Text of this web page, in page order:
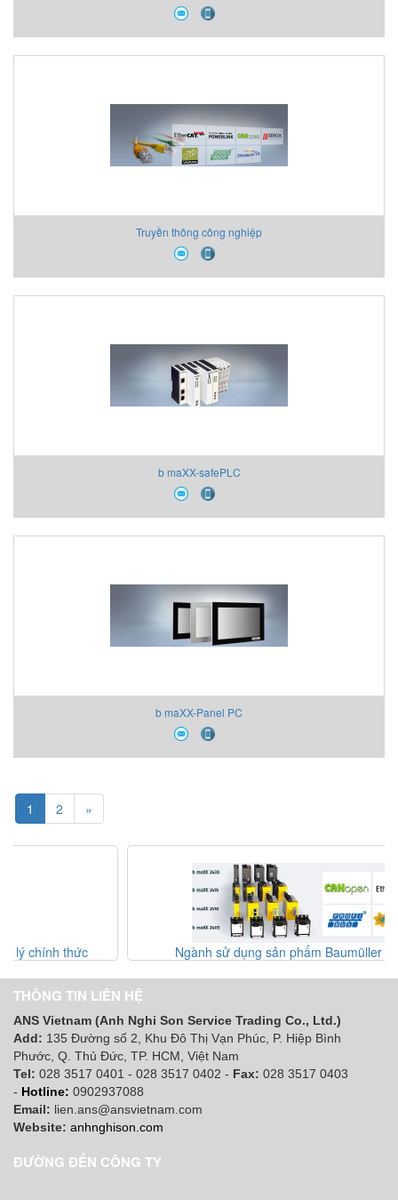
Truyền thông công nghiệp
b maXX-safePLC
b maXX-Panel PC
1 2 »
Ngành sử dụng sản phẩm Baumüller ở Vietnam
THÔNG TIN LIÊN HỆ
ANS Vietnam (Anh Nghi Son Service Trading Co., Ltd.)
Add: 135 Đường số 2, Khu Đô Thị Vạn Phúc, P. Hiệp Bình
Phước, Q. Thủ Đức, TP. HCM , Việt Nam
Tel: 028 3517 0401 - 028 3517 0402 - Fax: 028 3517 0403
- Hotline: 0902937088
Email: lien.ans@ansvietnam.com
Website: anhnghison.com
ĐƯỜNG ĐẾN CÔNG TY